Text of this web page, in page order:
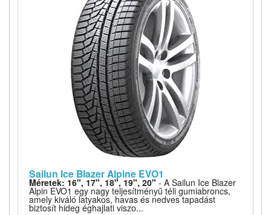
Sailun Ice Blazer Alpine EVO1
Méretek: 16", 17", 18", 19", 20" - A Sailun Ice Blazer
Alpin EVO1 egy nagy teljesítményű téli gumiabroncs,
amely kiváló latyakos, havas és nedves tapadást
biztosít hideg éghajlati viszo...